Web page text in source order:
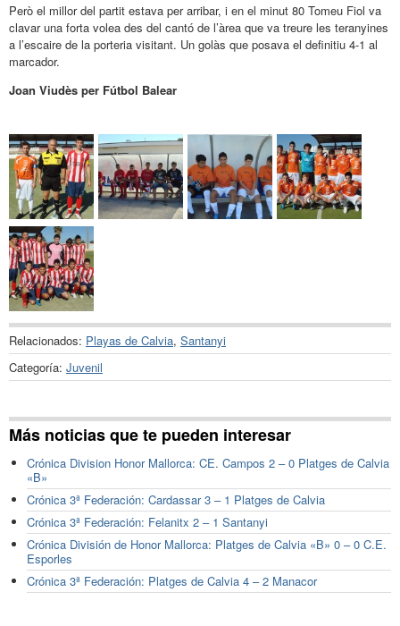
Però el millor del partit estava per arribar, i en el minut 80 Tomeu Fiol va
clavar una forta volea des del cantó de l’àrea que va treure les teranyines
a l’escaire de la porteria visitant. Un golàs que posava el definitiu 4-1 al
marcador.
Joan Viudès per Fútbol Balear
Relacionados: Playas de Calvia, Santanyi
Categoría: Juvenil
Más noticias que te pueden interesar
Crónica Division Honor Mallorca: CE. Campos 2 – 0 Platges de Calvia
«B»
Crónica 3ª Federación: Cardassar 3 – 1 Platges de Calvia
Crónica 3ª Federación: Felanitx 2 – 1 Santanyi
Crónica División de Honor Mallorca: Platges de Calvia «B» 0 – 0 C.E.
Esporles
Crónica 3ª Federación: Platges de Calvia 4 – 2 Manacor